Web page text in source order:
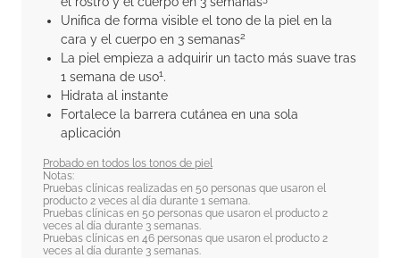
Unifica de forma visible el tono de la piel en la
cara y el cuerpo en 3 semanas2
La piel empieza a adquirir un tacto más suave tras
1 semana de uso1 .
Hidrata al instante
Fortalece la barrera cutánea en una sola
aplicación
Probado en todos los tonos de piel
Notas:
Pruebas clínicas realizadas en 50 personas que usaron el
producto 2 veces al día durante 1 semana.
Pruebas clínicas en 50 personas que usaron el producto 2
veces al día durante 3 semanas.
Pruebas clínicas en 46 personas que usaron el producto 2
veces al día durante 3 semanas.